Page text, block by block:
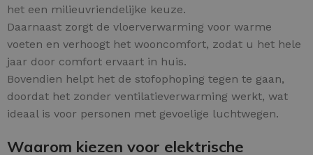
het een milieuvriendelijke keuze.
Daarnaast zorgt de vloerverwarming voor warme
voeten en verhoogt het wooncomfort, zodat u het hele
jaar door comfort ervaart in huis.
Bovendien helpt het de stofophoping tegen te gaan,
doordat het zonder ventilatieverwarming werkt, wat
ideaal is voor personen met gevoelige luchtwegen.
Waarom kiezen voor elektrische